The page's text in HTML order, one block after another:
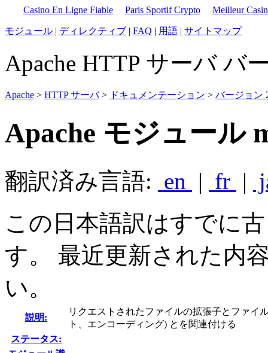
Casino En Ligne Fiable Paris Sportif Crypto Meilleur
モジュール | ディレクティブ | FAQ | 用語 | サイトマップ
Apache HTTP サーバ バ
Apache > HTTP サーバ> ドキュメンテーション > バージョン
Apache モジュール
翻訳済み言語: en | fr |
この日本語訳はすでに
す。 最近更新された内
い。
説明:
リクエストされたファイルの拡張子とファイ
ト、エンコーディング) とを関連付ける
ステータス: